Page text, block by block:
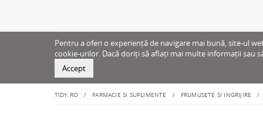
Pentru a oferi o experiență de navigare mai bună, site-ul
cookie-urilor. Dacă doriți să aflați mai multe informații sau
Accept
TIDY.RO FARMACIE SI SUPLIMENTE FRUMUSETE SI INGRIJIRE